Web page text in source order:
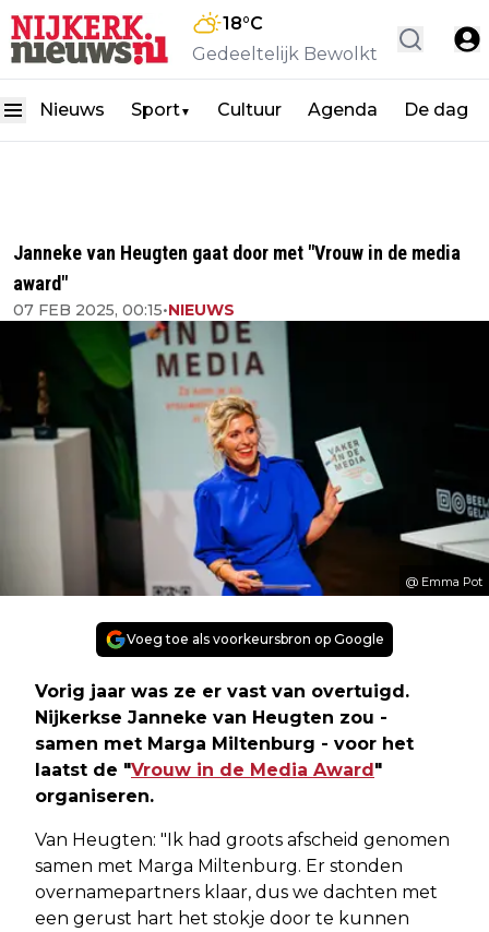
18°C
Gedeeltelijk Bewolkt
Nieuws Sport▼ Cultuur Agenda De dag
Janneke van Heugten gaat door met "Vrouw in de media
award"
07 FEB 2025, 00:15•NIEUWS
@ Emma Pot
Voeg toe als voorkeursbron op Google
Vorig jaar was ze er vast van overtuigd.
Nijkerkse Janneke van Heugten zou -
samen met Marga Miltenburg - voor het
laatst de "Vrouw in de Media Award"
organiseren.
Van Heugten: "Ik had groots afscheid genomen
samen met Marga Miltenburg. Er stonden
overnamepartners klaar, dus we dachten met
een gerust hart het stokje door te kunnen